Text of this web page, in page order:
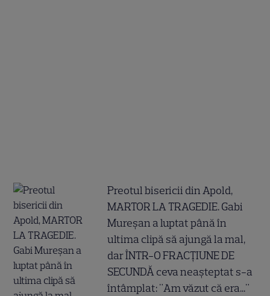
Preotul bisericii din Apold,
MARTOR LA TRAGEDIE. Gabi
Mureșan a luptat până în
ultima clipă să ajungă la mal,
dar ÎNTR-O FRACȚIUNE DE
SECUNDĂ ceva neașteptat s-a
întâmplat: "Am văzut că era..."